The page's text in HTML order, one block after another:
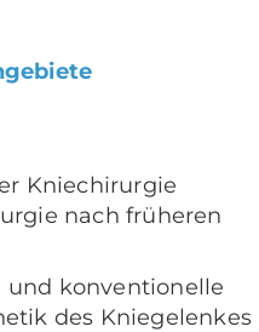
Kniechirurgie
nach früheren
und konventionelle
des Kniegelenkes